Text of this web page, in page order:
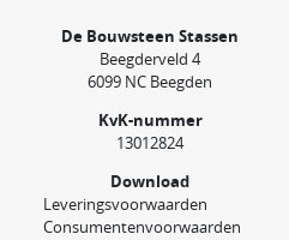
De Bouwsteen Stassen
Beegderveld 4
6099 NC Beegden
KvK-nummer
13012824
Download
Leveringsvoorwaarden
Consumentenvoorwaarden